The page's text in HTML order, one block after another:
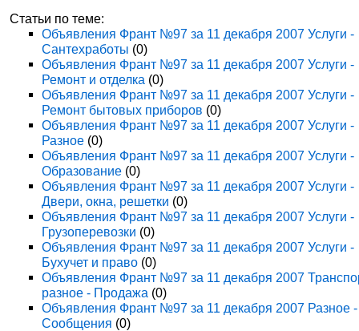
Статьи по теме:
Объявления Франт №97 за 11 декабря 2007 Услуги -
Сантехработы (0)
Объявления Франт №97 за 11 декабря 2007 Услуги -
Ремонт и отделка (0)
Объявления Франт №97 за 11 декабря 2007 Услуги -
Ремонт бытовых приборов (0)
Объявления Франт №97 за 11 декабря 2007 Услуги -
Разное (0)
Объявления Франт №97 за 11 декабря 2007 Услуги -
Образование (0)
Объявления Франт №97 за 11 декабря 2007 Услуги -
Двери, окна, решетки (0)
Объявления Франт №97 за 11 декабря 2007 Услуги -
Грузоперевозки (0)
Объявления Франт №97 за 11 декабря 2007 Услуги -
Бухучет и право (0)
Объявления Франт №97 за 11 декабря 2007
разное - Продажа (0)
Объявления Франт №97 за 11 декабря 2007 Разное -
Сообщения (0)